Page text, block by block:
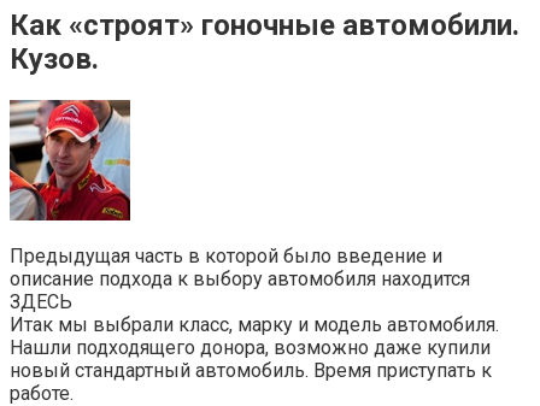
Как «строят» гоночные автомобили.
Кузов.
Предыдущая часть в которой было введение и
описание подхода к выбору автомобиля находится
ЗДЕСЬ
Итак мы выбрали класс, марку и модель автомобиля.
Нашли подходящего донора, возможно даже купили
новый стандартный автомобиль. Время приступать к
работе.